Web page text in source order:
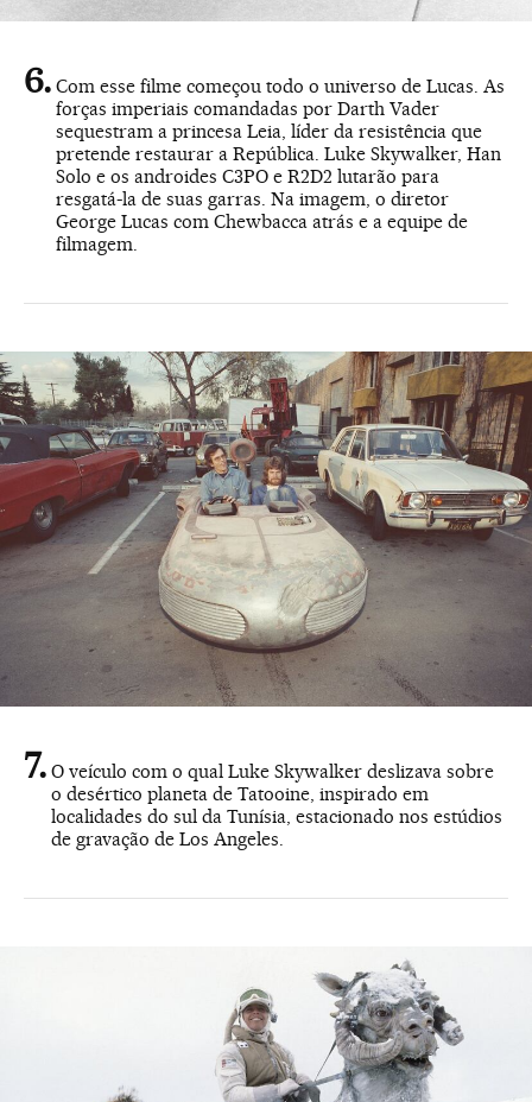
Com esse filme começou todo o universo de Lucas. As
forças imperiais comandadas por Darth Vader
sequestram a princesa Leia, líder da resistência que
pretende restaurar a República. Luke Skywalker, Han
Solo e os androides C3PO e R2D2 lutarão para
resgatá-la de suas garras. Na imagem, o diretor
George Lucas com Chewbacca atrás e a equipe de
filmagem.
O veículo com o qual Luke Skywalker deslizava sobre
o desértico planeta de Tatooine, inspirado em
localidades do sul da Tunísia, estacionado nos estúdios
de gravação de Los Angeles.